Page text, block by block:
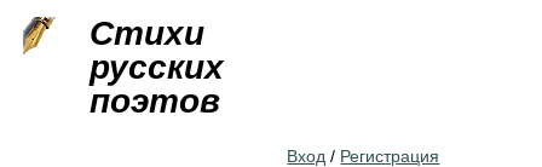
Стихи
русских
поэтов
Вход / Регистрация